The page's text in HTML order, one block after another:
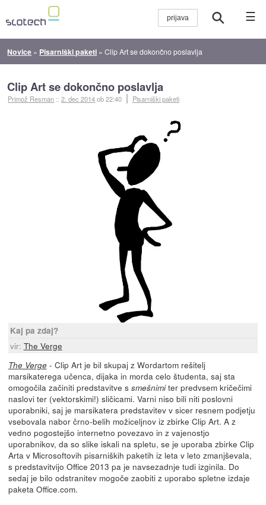
☰
Novice » Pisarniški paketi »Clip Art se dokončno poslavlja
Clip Art se dokončno poslavlja
Primož Resman ::2. dec 2014ob 22:40 Pisarniški paketi
Kaj pa zdaj?
vir: The Verge
The Verge- Clip Art je bil skupaj z Wordartom rešitelj
marsikaterega učenca, dijaka in morda celo študenta, saj sta
omogočila začiniti predstavitve s smešnimiter predvsem kričečimi
naslovi ter (vektorskimi!) sličicami. Varni niso bili niti poslovni
uporabniki, saj je marsikatera predstavitev v sicer resnem podjetju
vsebovala nabor črno-belih možiceljnov iz zbirke Clip Art. A z
vedno pogostejšo internetno povezavo in z vajenostjo
uporabnikov, da so slike iskali na spletu, se je uporaba zbirke Clip
Arta v Microsoftovih pisarniških paketih iz leta v leto zmanjševala,
s predstavitvijo Office 2013 pa je navsezadnje tudi izginila. Do
sedaj je bilo odstranitev mogoče zaobiti z uporabo spletne izdaje
paketa Office.com.